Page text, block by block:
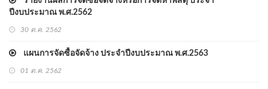
ปีงบประมาณ พ.ศ.2562
30 ต.ค. 2562
แผนการจัดซื้อจัดจ้าง ประจำปีงบประมาณ พ.ศ.2563
01 ต.ค. 2562